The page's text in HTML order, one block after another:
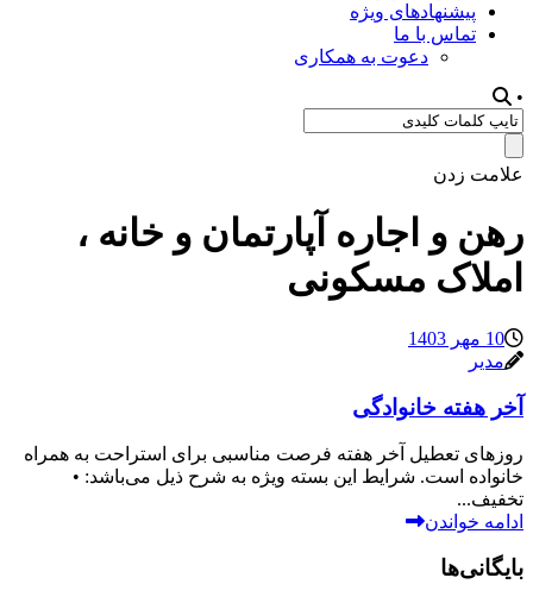
پیشنهادهای ویژه
تماس با ما
دعوت به همکاری
•
علامت زدن
رهن و اجاره آپارتمان و خانه ،
املاک مسکونی
10 مهر 1403
مدیر
آخر هفته خانوادگی
روزهای تعطیل آخر هفته فرصت مناسبی برای استراحت به ‌همراه
خانواده است. شرایط این بسته ویژه به شرح ذیل می‌باشد: •
تخفیف...
ادامه خواندن
بایگانی‌ها